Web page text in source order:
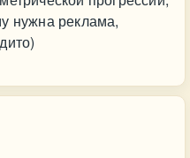
нужна реклама,